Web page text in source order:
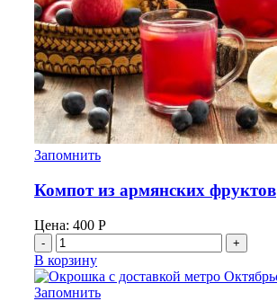
Запомнить
Компот из армянских фруктов
Цена: 400 Р
Количество
товара
Компот
из
В корзину
Запомнить